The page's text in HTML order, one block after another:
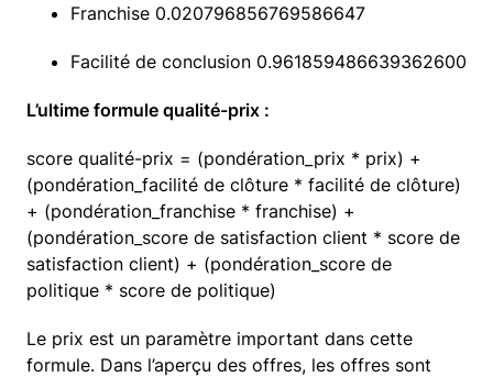
Franchise 0.020796856769586647
Facilité de conclusion 0.961859486639362600​
L’ultime formule qualité-prix :
score qualité-prix = (pondération_prix * prix) +
(pondération_facilité de clôture * facilité de clôture)
+ (pondération_franchise * franchise) +
(pondération_score de satisfaction client * score de
satisfaction client) + (pondération_score de
politique * score de politique)
Le prix est un paramètre important dans cette
formule. Dans l’aperçu des offres, les offres sont